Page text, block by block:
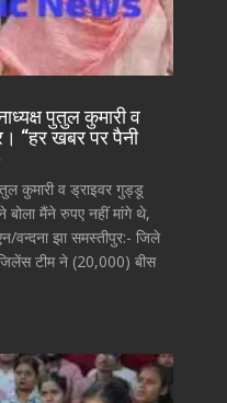
पुतुल कुमारी व
“हर खबर पर पैनी
कुमारी व ड्राइवर गुड्डू
मैंने रुपए नहीं मांगे थे,
वन्दना झा समस्तीपुर:- जिले
टीम ने (20,000) बीस